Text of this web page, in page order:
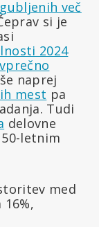
več
si je
2024
še naprej
mest pa
Tudi
delovne
letnim
med